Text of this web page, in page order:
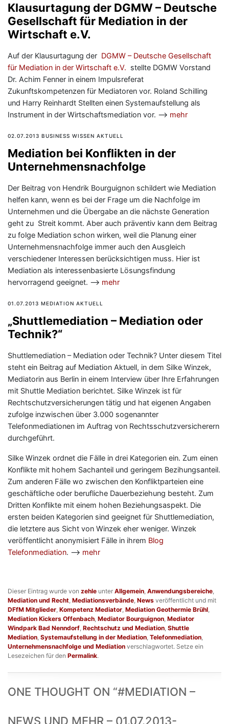
Klausurtagung der DGMW – Deutsche
Gesellschaft für Mediation in der
Wirtschaft e.V.
Auf der Klausurtagung der DGMW – Deutsche Gesellschaft
für Mediation in der Wirtschaft e.V. stellte DGMW Vorstand
Dr. Achim Fenner in einem Impulsreferat
Zukunftskompetenzen für Mediatoren vor. Roland Schilling
und Harry Reinhardt Stellten einen Systemaufstellung als
Instrument in der Wirtschaftsmediation vor. —> mehr
02.07.2013 BUSINESS WISSEN AKTUELL
Mediation bei Konflikten in der
Unternehmensnachfolge
Der Beitrag von Hendrik Bourguignon schildert wie Mediation
helfen kann, wenn es bei der Frage um die Nachfolge im
Unternehmen und die Übergabe an die nächste Generation
geht zu Streit kommt. Aber auch präventiv kann dem Beitrag
zu folge Mediation schon wirken, weil die Planung einer
Unternehmensnachfolge immer auch den Ausgleich
verschiedener Interessen berücksichtigen muss. Hier ist
Mediation als interessenbasierte Lösungsfindung
hervorragend geeignet. —> mehr
01.07.2013 MEDIATION AKTUELL
„Shuttlemediation – Mediation oder
Technik?“
Shuttlemediation – Mediation oder Technik? Unter diesem Titel
steht ein Beitrag auf Mediation Aktuell, in dem Silke Winzek,
Mediatorin aus Berlin in einem Interview über Ihre Erfahrungen
mit Shuttle Mediation berichtet. Silke Winzek ist für
Rechtschutzversicherungen tätig und hat eigenen Angaben
zufolge inzwischen über 3.000 sogenannter
Telefonmediationen im Auftrag von Rechtsschutzversicherern
durchgeführt.
Silke Winzek ordnet die Fälle in drei Kategorien ein. Zum einen
Konflikte mit hohem Sachanteil und geringem Bezihungsanteil.
Zum anderen Fälle wo zwischen den Konfliktparteien eine
geschäftliche oder berufliche Dauerbeziehung besteht. Zum
Dritten Konflikte mit einem hohen Beziehungsaspekt. Die
ersten beiden Kategorien sind geeignet für Shuttlemediation,
die letztere aus Sicht von Winzek eher weniger. Winzek
veröffentlicht anonymisiert Fälle in ihrem Blog
Telefonmediation. —> mehr
Dieser Eintrag wurde von zehle unter Allgemein Anwendungsbereiche
Mediation und Recht Mediationsverbände News veröffentlicht und mit
DFfM Mitglieder Kompetenz Mediator Mediation Geothermie Brühl
Mediation Kickers Offenbach Mediator Bourguignon Mediator
Windpark Bad Nenndorf Rechtschutz und Mediation Shuttle
Mediation Systemaufstellung in der Mediation Telefonmediation
Unternehmensnachfolge und Mediation verschlagwortet. Setze ein
Lesezeichen für den Permalink.
ONE THOUGHT ON “#MEDIATION –
NEWS UND MEHR – 01.07.2013-